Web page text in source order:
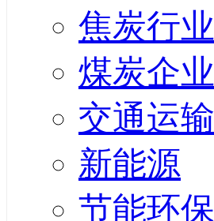
焦炭行业
煤炭企业
交通运输
新能源
节能环保